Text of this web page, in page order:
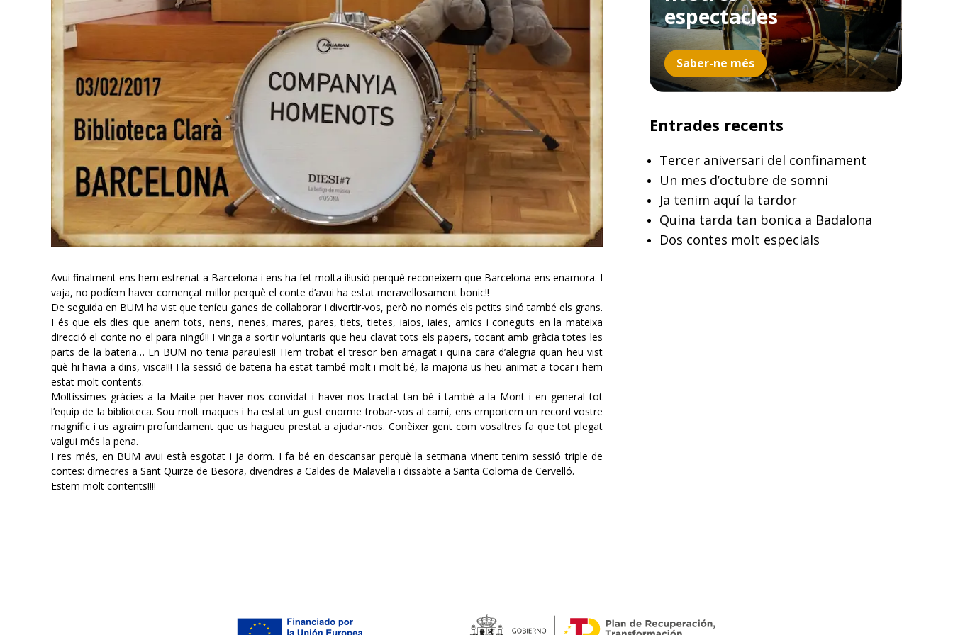
Avui finalment ens hem estrenat a Barcelona i ens ha fet molta il·lusió perquè reconeixem que Barcelona ens enamora. I
vaja, no podíem haver començat millor perquè el conte d’avui ha estat meravellosament bonic!!
De seguida en BUM ha vist que teníeu ganes de col·laborar i divertir-vos, però no només els petits sinó també els grans.
I és que els dies que anem tots, nens, nenes, mares, pares, tiets, tietes, iaios, iaies, amics i coneguts en la mateixa
direcció el conte no el para ningú!! I vinga a sortir voluntaris que heu clavat tots els papers, tocant amb gràcia totes les
parts de la bateria… En BUM no tenia paraules!! Hem trobat el tresor ben amagat i quina cara d’alegria quan heu vist
què hi havia a dins, visca!!! I la sessió de bateria ha estat també molt i molt bé, la majoria us heu animat a tocar i hem
estat molt contents.
Moltíssimes gràcies a la Maite per haver-nos convidat i haver-nos tractat tan bé i també a la Mont i en general tot
l’equip de la biblioteca. Sou molt maques i ha estat un gust enorme trobar-vos al camí, ens emportem un record vostre
magnífic i us agraim profundament que us hagueu prestat a ajudar-nos. Conèixer gent com vosaltres fa que tot plegat
valgui més la pena.
I res més, en BUM avui està esgotat i ja dorm. I fa bé en descansar perquè la setmana vinent tenim sessió triple de
contes: dimecres a Sant Quirze de Besora, divendres a Caldes de Malavella i dissabte a Santa Coloma de Cervelló.
Estem molt contents!!!!
espectacles
Saber-ne més
Entrades recents
Tercer aniversari del confinament
Un mes d’octubre de somni
Ja tenim aquí la tardor
Quina tarda tan bonica a Badalona
Dos contes molt especials